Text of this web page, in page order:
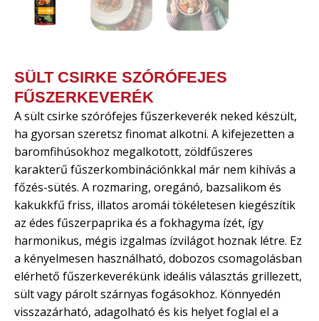
SÜLT CSIRKE SZÓRÓFEJES
FŰSZERKEVERÉK
A sült csirke szórófejes fűszerkeverék neked készült,
ha gyorsan szeretsz finomat alkotni. A kifejezetten a
baromfihúsokhoz megalkotott, zöldfűszeres
karakterű fűszerkombinációnkkal már nem kihívás a
főzés-sütés. A rozmaring, oregánó, bazsalikom és
kakukkfű friss, illatos aromái tökéletesen kiegészítik
az édes fűszerpaprika és a fokhagyma ízét, így
harmonikus, mégis izgalmas ízvilágot hoznak létre. Ez
a kényelmesen használható, dobozos csomagolásban
elérhető fűszerkeverékünk ideális választás grillezett,
sült vagy párolt szárnyas fogásokhoz. Könnyedén
visszazárható, adagolható és kis helyet foglal el a